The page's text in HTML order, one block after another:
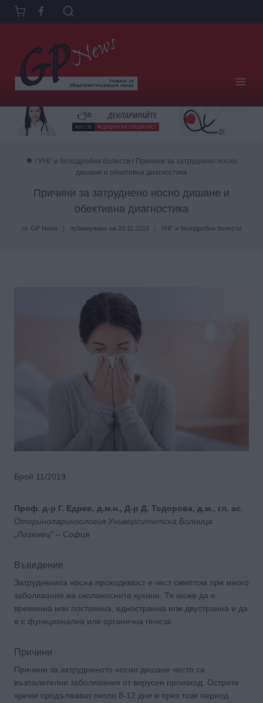
Към
съдържанието
/ УНГ и белодробни болести / Причини за затруднено носно
дишане и обективна диагностика
Причини за затруднено носно дишане и
обективна диагностика
от GP News публикувано на 20.11.2019 УНГ и белодробни болести
Брой 11/2019
Проф. д-р Г. Едрев, д.м.н., Д-р Д. Тодорова, д.м., гл. ас.
Оториноларингология Университетска Болница
„Лозенец” – София
Въведение
Затруднената носна проходимост е чест симптом при много
заболявания на околоносните кухини. Тя може да е
временна или постоянна, едностранна или двустранна и да
е с функционална или органична генеза.
Причини
Причини за затрудненото носно дишане често са
възпалителни заболявания от вирусен произход. Острите
хреми продължават около 8-12 дни и през този период